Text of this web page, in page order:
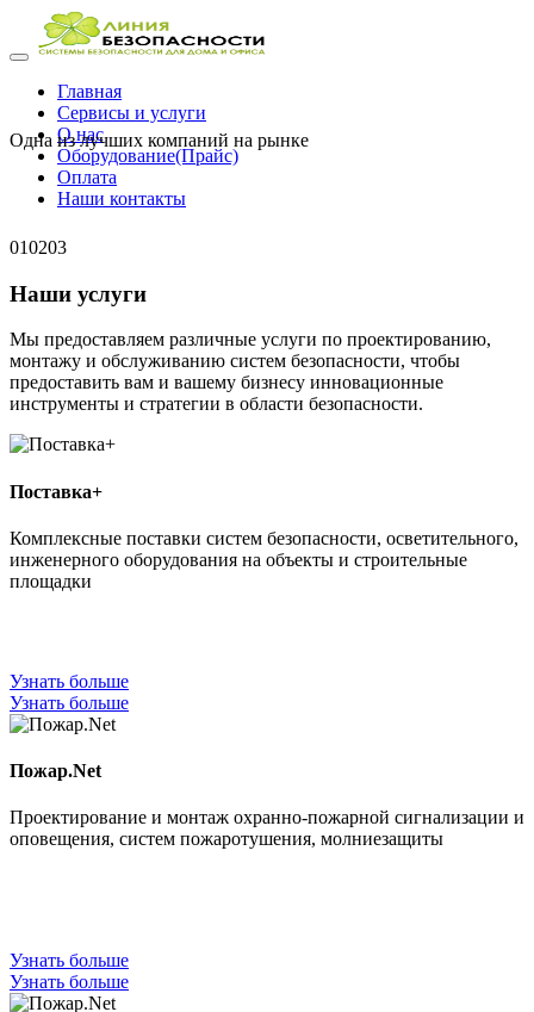
Главная
Сервисы и услуги
О нас
Оборудование(Прайс)
Оплата
Наши контакты
Одна из лучших компаний на рынке
010203
Наши услуги
Мы предоставляем различные услуги по проектированию,
монтажу и обслуживанию систем безопасности, чтобы
предоставить вам и вашему бизнесу инновационные
инструменты и стратегии в области безопасности.
Поставка+
Комплексные поставки систем безопасности, осветительного,
инженерного оборудования на объекты и строительные
площадки
Узнать больше
Узнать больше
Пожар.Net
Проектирование и монтаж охранно-пожарной сигнализации и
оповещения, систем пожаротушения, молниезащиты
Узнать больше
Узнать больше